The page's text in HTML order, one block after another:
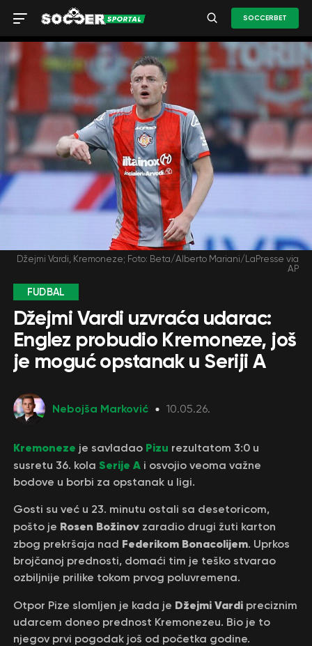
SOCCERBET
Džejmi Vardi, Kremoneze; Foto: Beta/Alberto Mariani/LaPresse via
AP
FUDBAL
Džejmi Vardi uzvraća udarac:
Englez probudio Kremoneze, još
je moguć opstanak u Seriji A
Nebojša Marković 10.05.26.
Kremoneze je savladao Pizu rezultatom 3:0 u
susretu 36. kola Serije Ai osvojio veoma važne
bodove u borbi za opstanak u ligi.
Gosti su već u 23. minutu ostali sa desetoricom,
pošto je Rosen Božinovzaradio drugi žuti karton
zbog prekršaja nad Federikom Bonacolijem. Uprkos
brojčanoj prednosti, domaći tim je teško stvarao
ozbiljnije prilike tokom prvog poluvremena.
Otpor Pize slomljen je kada je Džejmi Vardipreciznim
udarcem doneo prednost Kremonezeu. Bio je to
njegov prvi pogodak još od početka godine.